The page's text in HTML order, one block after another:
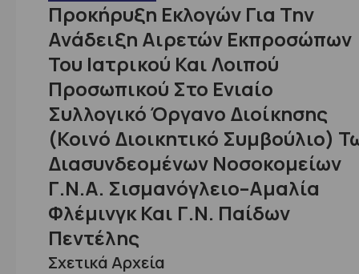
Προκήρυξη Εκλογών Για Την
Ανάδειξη Αιρετών Εκπροσώπων
Του Ιατρικού Και Λοιπού
Προσωπικού Στο Ενιαίο
Συλλογικό Όργανο Διοίκησης
(Κοινό Διοικητικό Συμβούλιο)
Διασυνδεομένων Νοσοκομείων
Γ.Ν.Α. Σισμανόγλειο–Αμαλία
Φλέμινγκ Και Γ.Ν. Παίδων
Πεντέλης
Σχετικά Αρχεία